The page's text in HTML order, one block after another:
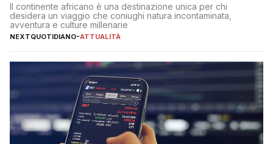
Il continente africano è una destinazione unica per chi
desidera un viaggio che coniughi natura incontaminata,
avventura e culture millenarie
NEXTQUOTIDIANO-ATTUALITÀ